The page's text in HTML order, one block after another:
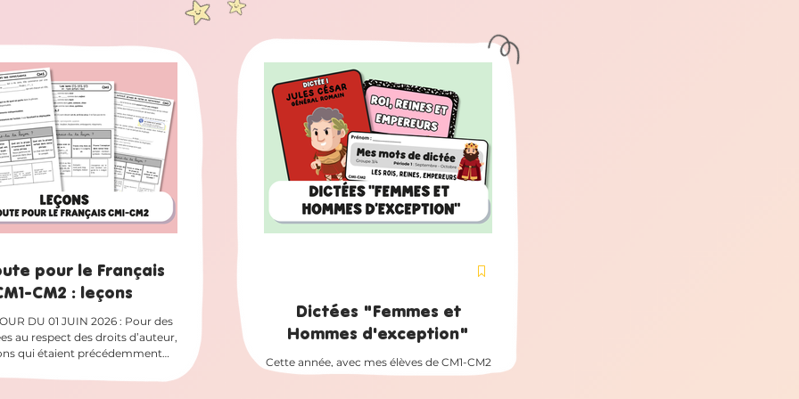
✏️
Pour le moment, j’ai terminé
des leçons d’orthographe
chaque jour, les élèves ouvrent une case,
récoltent des flocons (des points). Et en
même temps, on rebrasse l
pour le Français
CM2 : leçons
DU 01 JUIN 2026 : Pour des
au respect des droits d’auteur,
qui étaient précédemment
au téléchargement. Le
Dictées "Femmes et
Hommes d'exception"
Cette année, avec mes élèves de CM1-CM2
, nous travaillons à partir de la méthode En